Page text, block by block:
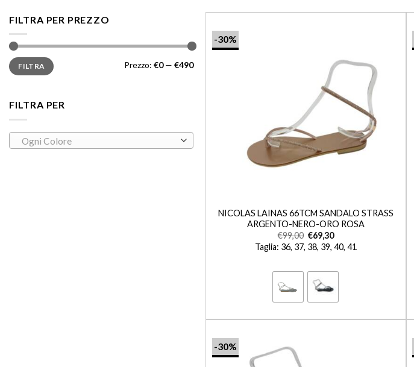
FILTRA PER PREZZO
Prezzo
Min
Prezzo
MaxFILTRA Prezzo: €0— €490
FILTRA PER
Ogni Colore
-30%
NICOLAS LAINAS 66TCM SANDALO STRASS
ARGENTO-NERO-ORO ROSA
€99,00 €69,30
Taglia: 36, 37, 38, 39, 40, 41
-30%